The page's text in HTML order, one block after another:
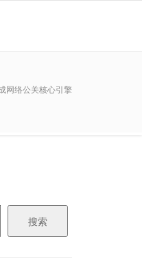
网络公关核心引擎
搜索